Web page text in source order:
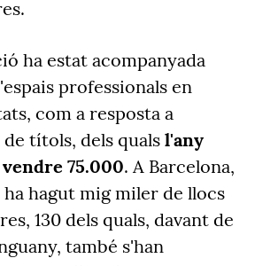
ha estat acompanyada
professionals en
com a resposta a
títols, dels quals l'any
75.000. A Barcelona,
hagut mig miler de llocs
130 dels quals, davant de
també s'han